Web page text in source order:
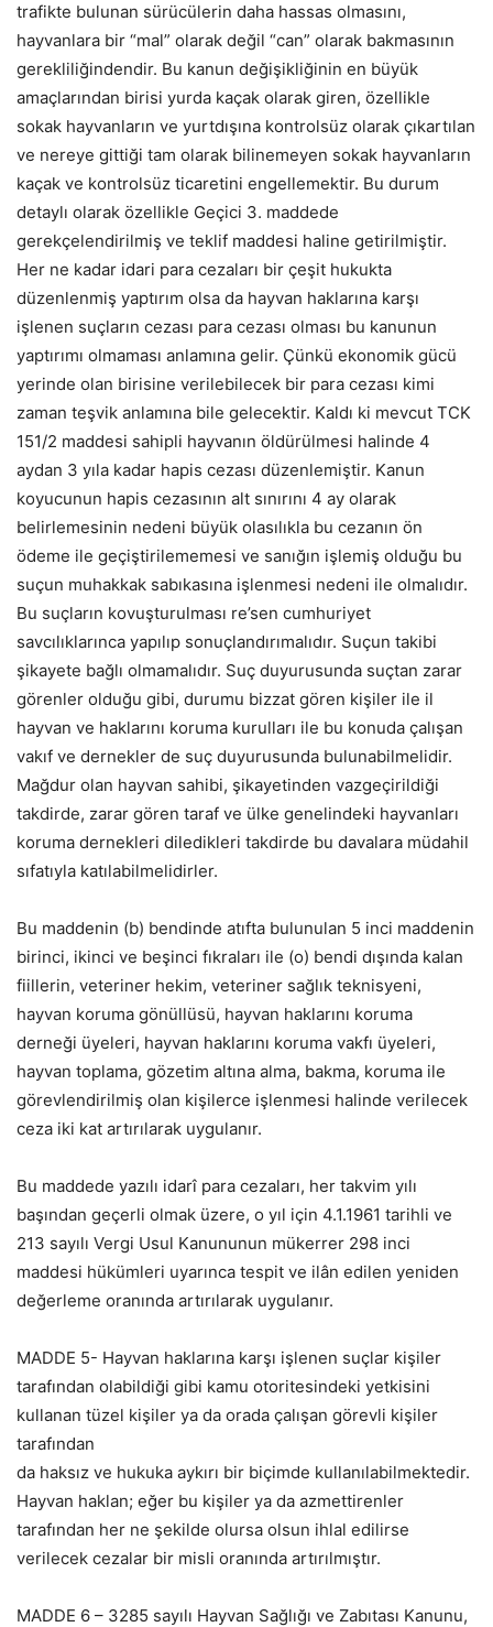
trafikte bulunan sürücülerin daha hassas olmasını,
hayvanlara bir “mal” olarak değil “can” olarak bakmasının
gerekliliğindendir. Bu kanun değişikliğinin en büyük
amaçlarından birisi yurda kaçak olarak giren, özellikle
sokak hayvanların ve yurtdışına kontrolsüz olarak çıkartılan
ve nereye gittiği tam olarak bilinemeyen sokak hayvanların
kaçak ve kontrolsüz ticaretini engellemektir. Bu durum
detaylı olarak özellikle Geçici 3. maddede
gerekçelendirilmiş ve teklif maddesi haline getirilmiştir.
Her ne kadar idari para cezaları bir çeşit hukukta
düzenlenmiş yaptırım olsa da hayvan haklarına karşı
işlenen suçların cezası para cezası olması bu kanunun
yaptırımı olmaması anlamına gelir. Çünkü ekonomik gücü
yerinde olan birisine verilebilecek bir para cezası kimi
zaman teşvik anlamına bile gelecektir. Kaldı ki mevcut TCK
151/2 maddesi sahipli hayvanın öldürülmesi halinde 4
aydan 3 yıla kadar hapis cezası düzenlemiştir. Kanun
koyucunun hapis cezasının alt sınırını 4 ay olarak
belirlemesinin nedeni büyük olasılıkla bu cezanın ön
ödeme ile geçiştirilememesi ve sanığın işlemiş olduğu bu
suçun muhakkak sabıkasına işlenmesi nedeni ile olmalıdır.
Bu suçların kovuşturulması re’sen cumhuriyet
savcılıklarınca yapılıp sonuçlandırımalıdır. Suçun takibi
şikayete bağlı olmamalıdır. Suç duyurusunda suçtan zarar
görenler olduğu gibi, durumu bizzat gören kişiler ile il
hayvan ve haklarını koruma kurulları ile bu konuda çalışan
vakıf ve dernekler de suç duyurusunda bulunabilmelidir.
Mağdur olan hayvan sahibi, şikayetinden vazgeçirildiği
takdirde, zarar gören taraf ve ülke genelindeki hayvanları
koruma dernekleri diledikleri takdirde bu davalara müdahil
sıfatıyla katılabilmelidirler.
Bu maddenin (b) bendinde atıfta bulunulan 5 inci maddenin
birinci, ikinci ve beşinci fıkraları ile (o) bendi dışında kalan
fiillerin, veteriner hekim, veteriner sağlık teknisyeni,
hayvan koruma gönüllüsü, hayvan haklarını koruma
derneği üyeleri, hayvan haklarını koruma vakfı üyeleri,
hayvan toplama, gözetim altına alma, bakma, koruma ile
görevlendirilmiş olan kişilerce işlenmesi halinde verilecek
ceza iki kat artırılarak uygulanır.
Bu maddede yazılı idarî para cezaları, her takvim yılı
başından geçerli olmak üzere, o yıl için 4.1.1961 tarihli ve
213 sayılı Vergi Usul Kanununun mükerrer 298 inci
maddesi hükümleri uyarınca tespit ve ilân edilen yeniden
değerleme oranında artırılarak uygulanır.
MADDE 5- Hayvan haklarına karşı işlenen suçlar kişiler
tarafından olabildiği gibi kamu otoritesindeki yetkisini
kullanan tüzel kişiler ya da orada çalışan görevli kişiler
tarafından
da haksız ve hukuka aykırı bir biçimde kullanılabilmektedir.
Hayvan haklan; eğer bu kişiler ya da azmettirenler
tarafından her ne şekilde olursa olsun ihlal edilirse
verilecek cezalar bir misli oranında artırılmıştır.
MADDE 6 – 3285 sayılı Hayvan Sağlığı ve Zabıtası Kanunu,